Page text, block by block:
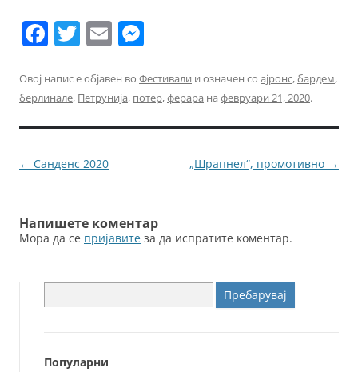
F
c
e
b
o
k
T
itt
er
E
ai
l
ss
e
n
Овој напис е објавен во Фестивали и означен со ајронс,бардем,
берлинале, Петрунија, потер,ферара на февруари 21, 2020.
Навигација
← Санденс 2020 „Шрапнел“, промотивно →
Напишете коментар
Мора да се пријавите за да испратите коментар.
за:
Популарни